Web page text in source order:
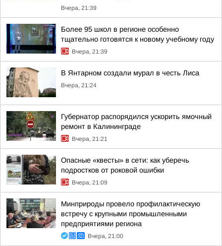
Вчера, 21:39
Более 95 школ в регионе особенно
тщательно готовятся к новому учебному году
Вчера, 21:39
В Янтарном создали мурал в честь Лиса
Вчера, 21:24
Губернатор распорядился ускорить ямочный
ремонт в Калининграде
Вчера, 21:21
Опасные «квесты» в сети: как уберечь
подростков от роковой ошибки
Вчера, 21:09
Минприроды провело профилактическую
встречу с крупными промышленными
предприятиями региона
Вчера, 21:00